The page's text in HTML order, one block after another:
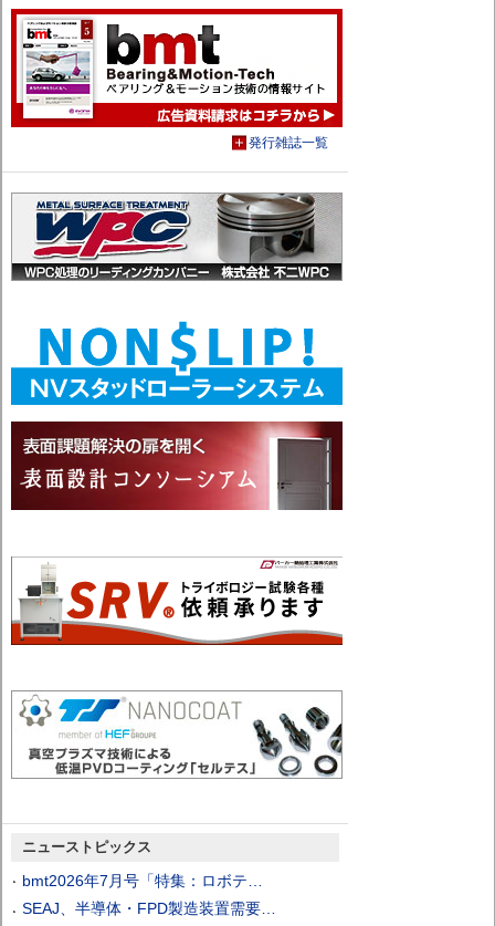
発行雑誌一覧
ニューストピックス
bmt2026年7月号「特集：ロボテ…
SEAJ、半導体・FPD製造装置需要…